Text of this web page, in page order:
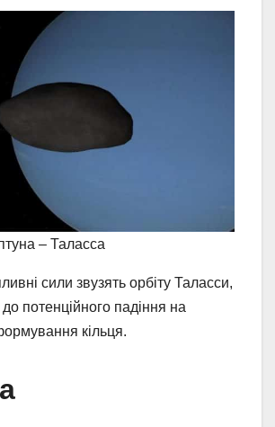
– Таласса
сили звузять орбіту Таласси,
потенційного падіння на
кільця.